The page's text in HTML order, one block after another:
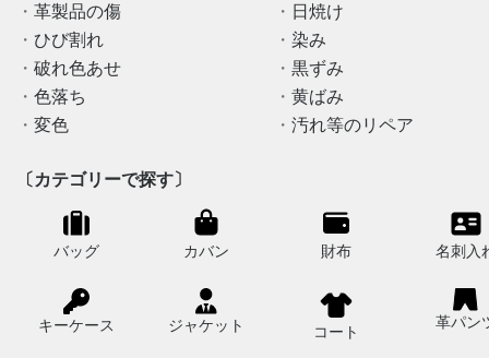
革製品の傷
日焼け
ひび割れ
染み
破れ色あせ
黒ずみ
色落ち
黄ばみ
変色
汚れ等のリペア
〔カテゴリーで探す〕
バッグ カバン 財布 名刺入
キーケース ジャケット コート
革パン